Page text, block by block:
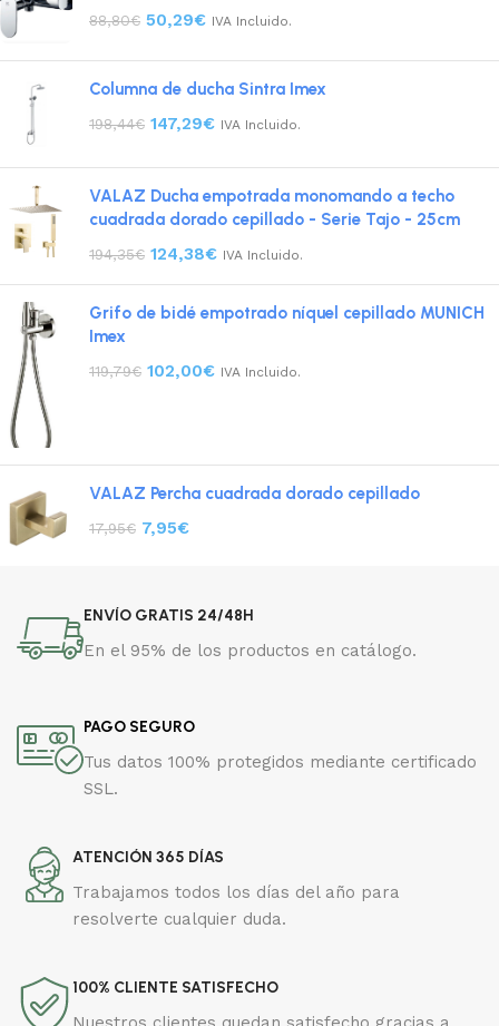
88,80€ 50,29€ IVA Incluido.
Columna de ducha Sintra Imex
198,44€ 147,29€ IVA Incluido.
VALAZ Ducha empotrada monomando a techo
cuadrada dorado cepillado - Serie Tajo - 25cm
194,35€ 124,38€ IVA Incluido.
Grifo de bidé empotrado níquel cepillado MUNICH
Imex
119,79€ 102,00€ IVA Incluido.
VALAZ Percha cuadrada dorado cepillado
17,95€ 7,95€
ENVÍO GRATIS 24/48H
En el 95% de los productos en catálogo.
PAGO SEGURO
Tus datos 100% protegidos mediante certificado
SSL.
ATENCIÓN 365 DÍAS
Trabajamos todos los días del año para
resolverte cualquier duda.
100% CLIENTE SATISFECHO